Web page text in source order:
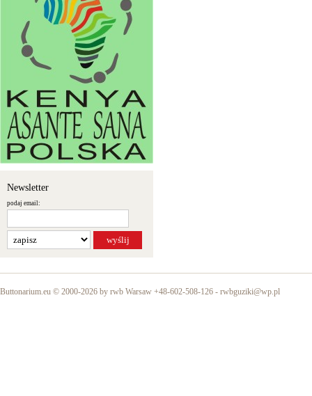
Newsletter
podaj email:
Buttonarium.eu © 2000-2026 by rwb Warsaw +48-602-508-126 - rwbguziki@wp.pl